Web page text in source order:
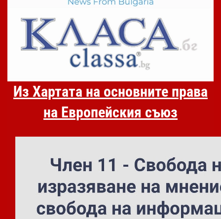
Из Хартата на основните права
на Европейския съюз